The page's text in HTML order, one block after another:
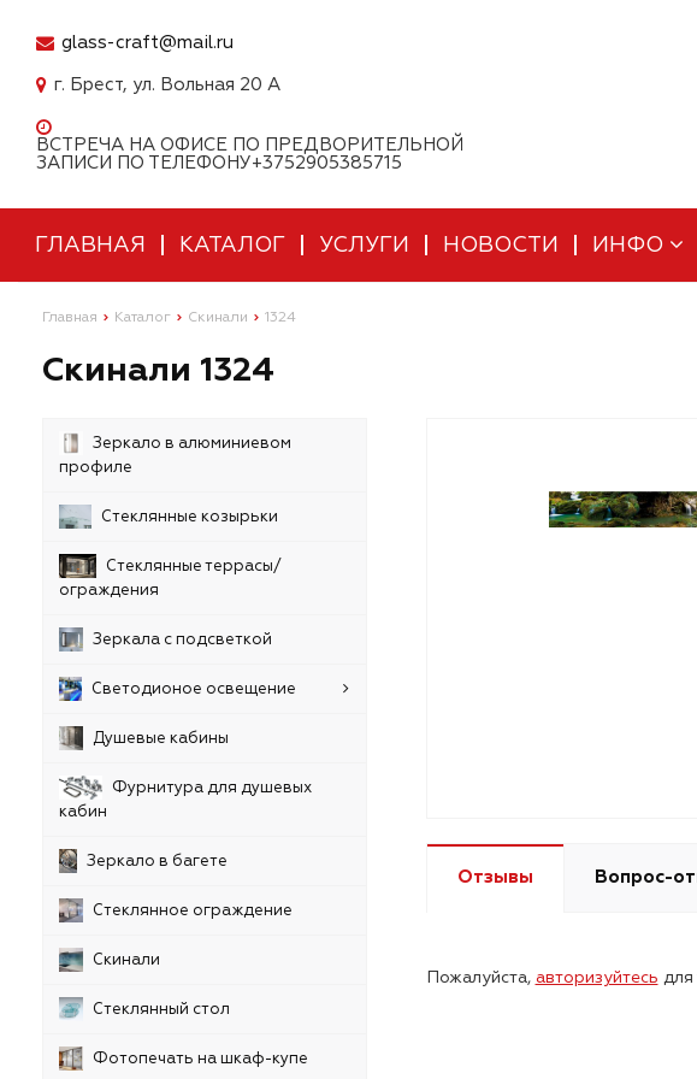
glass-craft@mail.ru
г. Брест, ул. Вольная 20 А
ВСТРЕЧА НА ОФИСЕ ПО ПРЕДВОРИТЕЛЬНОЙ
ЗАПИСИ ПО ТЕЛЕФОНУ+3752905385715
ГЛАВНАЯ КАТАЛОГ УСЛУГИ НОВОСТИ ИНФО
Главная Каталог Скинали 1324
Скинали 1324
Зеркало в алюминиевом
профиле
Стеклянные козырьки
Стеклянные террасы/
ограждения
Зеркала с подсветкой
Светодионое освещение
Душевые кабины
Фурнитура для душевых
кабин
Зеркало в багете
Стеклянное ограждение
Скинали
Стеклянный стол
Фотопечать на шкаф-купе
Отзывы Вопрос-
Пожалуйста, авторизуйтесь для